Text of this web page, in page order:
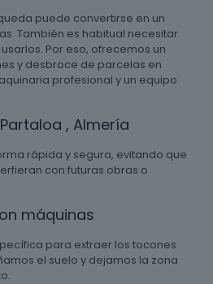
puede convertirse en un
También es habitual necesitar
Por eso, ofrecemos un
y desbroce de parcelas en
profesional y un equipo
, Almería
rápida y segura, evitando que
con futuras obras o
máquinas
para extraer los tocones
el suelo y dejamos la zona